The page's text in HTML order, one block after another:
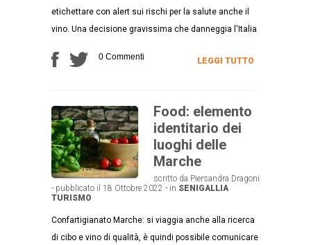
etichettare con alert sui rischi per la salute anche il
vino. Una decisione gravissima che danneggia l'Italia
0 Commenti LEGGI TUTTO
Food: elemento
identitario dei
luoghi delle
Marche
scritto da Piersandra Dragoni
- pubblicato il 18 Ottobre 2022 - in SENIGALLIA
TURISMO
Confartigianato Marche: si viaggia anche alla ricerca
di cibo e vino di qualità, è quindi possibile comunicare